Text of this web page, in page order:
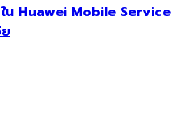
น Huawei Mobile Service